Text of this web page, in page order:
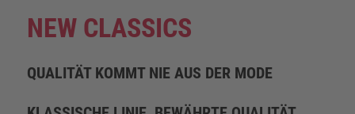
NEW CLASSICS
QUALITÄT KOMMT NIE AUS DER MODE